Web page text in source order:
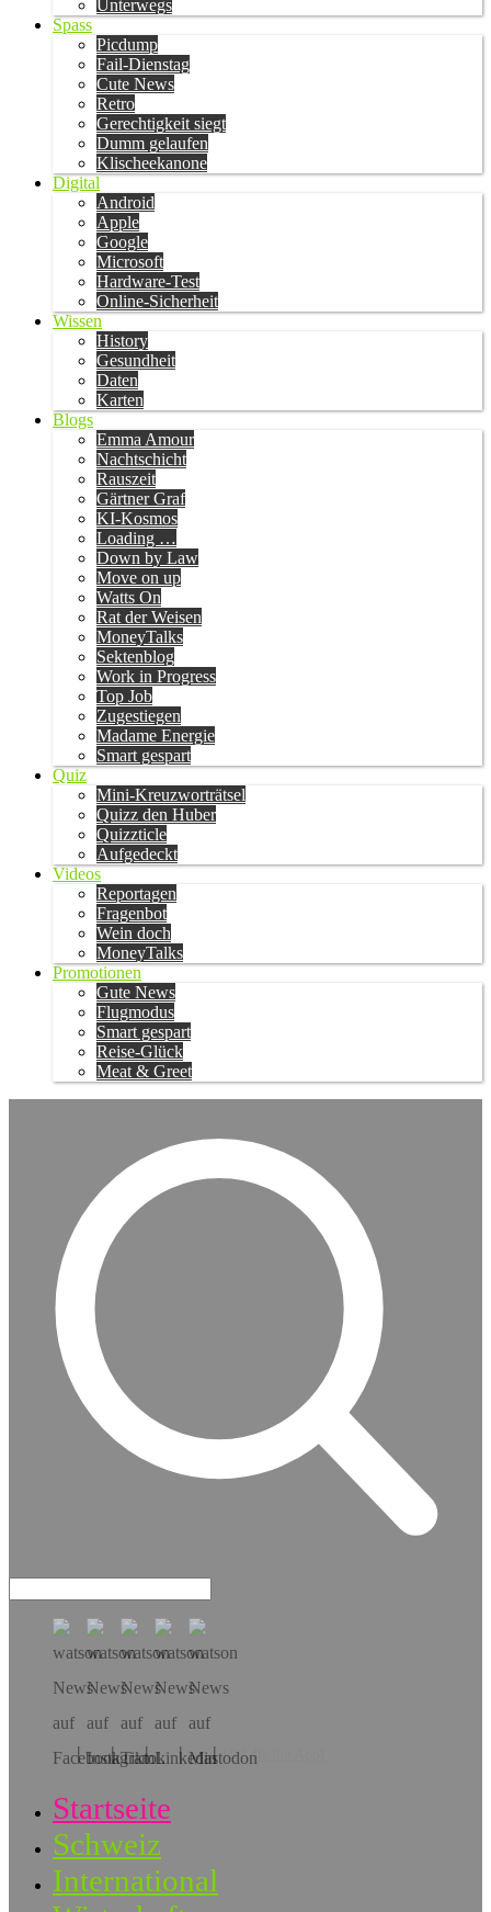
Unterwegs
Spass
Picdump
Fail-Dienstag
Cute News
Retro
Gerechtigkeit siegt
Dumm gelaufen
Klischeekanone
Digital
Android
Apple
Google
Microsoft
Hardware-Test
Online-Sicherheit
Wissen
History
Gesundheit
Daten
Karten
Blogs
Emma Amour
Nachtschicht
Rauszeit
Gärtner Graf
KI-Kosmos
Loading …
Down by Law
Move on up
Watts On
Rat der Weisen
MoneyTalks
Sektenblog
Work in Progress
Top Job
Zugestiegen
Madame Energie
Smart gespart
Quiz
Mini-Kreuzworträtsel
Quizz den Huber
Quizzticle
Aufgedeckt
Videos
Reportagen
Fragenbot
Wein doch
MoneyTalks
Promotionen
Gute News
Flugmodus
Smart gespart
Reise-Glück
Meat & Greet
Hol dir die App!
Startseite
Schweiz
International